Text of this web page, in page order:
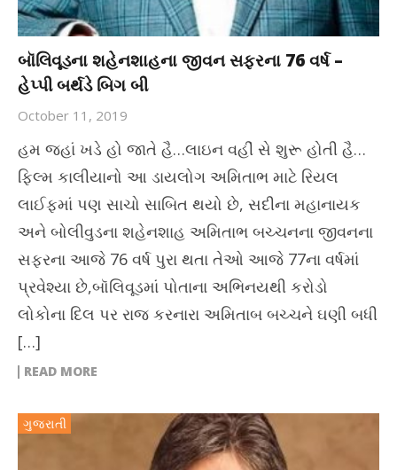
બૉલિવૂડના શહેનશાહના જીવન સફરના 76 વર્ષ –
હેપ્પી બર્થડે બિગ બી
October 11, 2019
હમ જહાં ખડે હો જાતે હૈ…લાઇન વહીં સે શુરૂ હોતી હૈ…
ફિલ્મ કાલીયાનો આ ડાયલોગ અમિતાભ માટે રિયલ
લાઈફમાં પણ સાચો સાબિત થયો છે, સદીના મહાનાયક
અને બોલીવુડના શહેનશાહ અમિતાભ બચ્ચનના જીવનના
સફરના આજે 76 વર્ષ પુરા થતા તેઓ આજે 77ના વર્ષમાં
પ્રવેશ્યા છે,બૉલિવૂડમાં પોતાના અભિનયથી કરોડો
લોકોના દિલ પર રાજ કરનારા અમિતાબ બચ્ચને ઘણી બધી
[…]
READ MORE
ગુજરાતી